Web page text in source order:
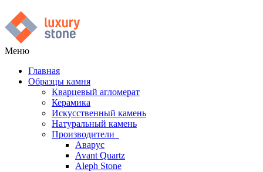
Меню
Главная
Образцы камня
Кварцевый агломерат
Керамика
Искусственный камень
Натуральный камень
Производители
Аварус
Avant Quartz
Aleph Stone